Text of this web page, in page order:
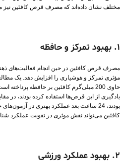
مختلف نشان داده‌اند که مصرف قرص کافئین نیز
1. بهبود تمرکز و حافظه
مصرف قرص کافئین در حین انجام فعالیت‌های
مؤثری تمرکز و هوشیاری را افزایش دهد. یک
حاوی 200 میلی‌گرم کافئین بر حافظه
یادگیری از این قرص‌ها استفاده کرده بودند، در
بودند، 24 ساعت بعد عملکرد بهتری در
کافئین می‌تواند نقش موثری در تقویت عملکرد
2. بهبود عملکرد ورزشی